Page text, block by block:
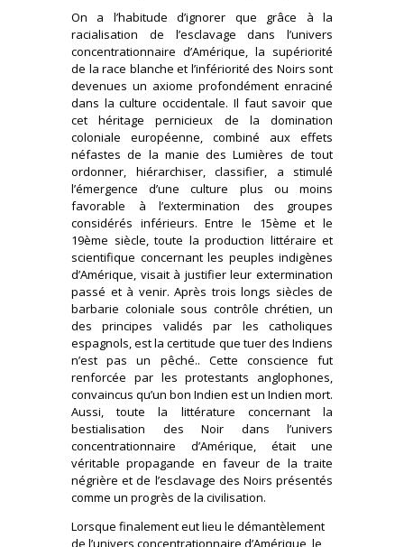
On a l’habitude d’ignorer que grâce à la
racialisation de l’esclavage dans l’univers
concentrationnaire d’Amérique, la supériorité
de la race blanche et l’infériorité des Noirs sont
devenues un axiome profondément enraciné
dans la culture occidentale. Il faut savoir que
cet héritage pernicieux de la domination
coloniale européenne, combiné aux effets
néfastes de la manie des Lumières de tout
ordonner, hiérarchiser, classifier, a stimulé
l’émergence d’une culture plus ou moins
favorable à l’extermination des groupes
considérés inférieurs. Entre le 15ème et le
19ème siècle, toute la production littéraire et
scientifique concernant les peuples indigènes
d’Amérique, visait à justifier leur extermination
passé et à venir. Après trois longs siècles de
barbarie coloniale sous contrôle chrétien, un
des principes validés par les catholiques
espagnols, est la certitude que tuer des Indiens
n’est pas un pêché.. Cette conscience fut
renforcée par les protestants anglophones,
convaincus qu’un bon Indien est un Indien mort.
Aussi, toute la littérature concernant la
bestialisation des Noir dans l’univers
concentrationnaire d’Amérique, était une
véritable propagande en faveur de la traite
négrière et de l’esclavage des Noirs présentés
comme un progrès de la civilisation.
Lorsque finalement eut lieu le démantèlement
de l’univers concentrationnaire d’Amérique, le